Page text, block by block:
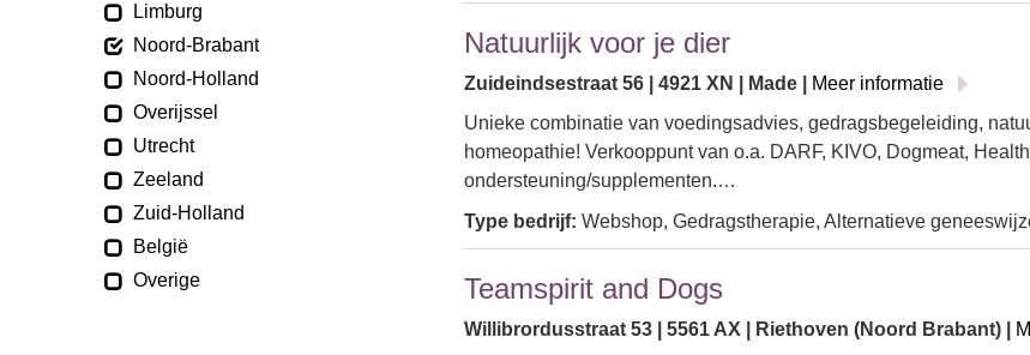
Limburg
Noord-Brabant
Noord-Holland
Overijssel
Utrecht
Zeeland
Zuid-Holland
België
Overige
Natuurlijk voor je dier
Zuideindsestraat 56 | 4921 XN | Made |
Meer informatie
Unieke combinatie van voedingsadvies, gedragsbegeleiding,
homeopathie! Verkooppunt van o.a. DARF, KIVO, Dogmeat,
ondersteuning/supplementen.…
Type bedrijf: Webshop, Gedragstherapie, Alternatieve
Teamspirit and Dogs
Willibrordusstraat 53 | 5561 AX | Riethoven (Noord Brabant) |